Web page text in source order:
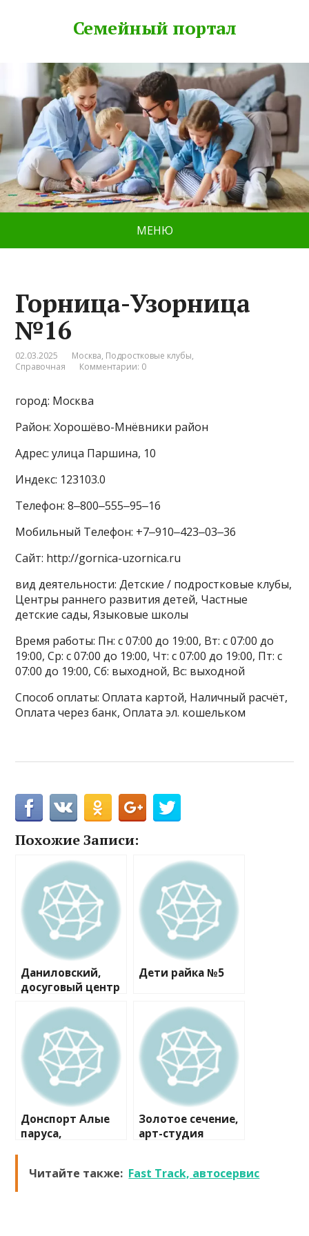
Семейный портал
МЕНЮ
Горница-Узорница
№16
02.03.2025 Москва, Подростковые клубы,
Справочная
Комментарии: 0
город: Москва
Район: Хорошёво-Мнёвники район
Адрес: улица Паршина, 10
Индекс: 123103.0
Телефон: 8‒800‒555‒95‒16
Мобильный Телефон: +7‒910‒423‒03‒36
Сайт: http://gornica-uzornica.ru
вид деятельности: Детские / подростковые клубы,
Центры раннего развития детей, Частные
детские сады, Языковые школы
Время работы: Пн: с 07:00 до 19:00, Вт: с 07:00 до
19:00, Ср: с 07:00 до 19:00, Чт: с 07:00 до 19:00, Пт: с
07:00 до 19:00, Сб: выходной, Вс: выходной
Способ оплаты: Оплата картой, Наличный расчёт,
Оплата через банк, Оплата эл. кошельком
Похожие Записи:
Даниловский,
досуговый центр
Дети райка №5
Донспорт Алые
паруса,
Золотое сечение,
арт-студия
Читайте также: Fast Track, автосервис